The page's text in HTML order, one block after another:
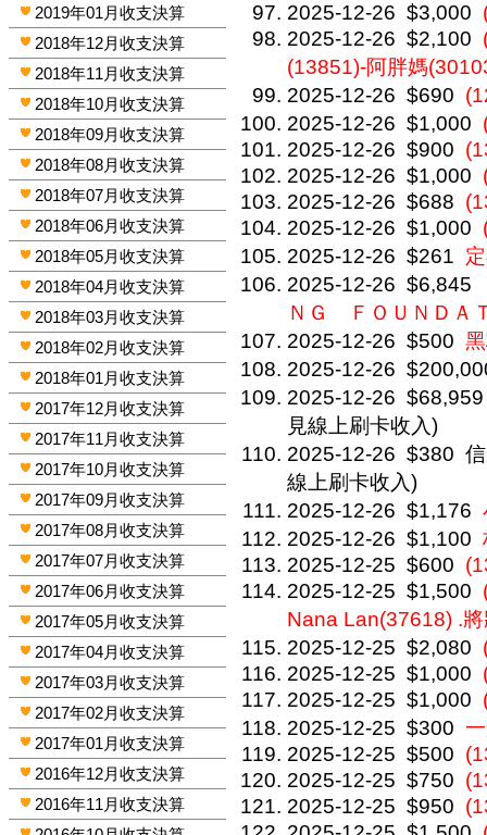
2019年01月收支決算
2018年12月收支決算
2018年11月收支決算
2018年10月收支決算
2018年09月收支決算
2018年08月收支決算
2018年07月收支決算
2018年06月收支決算
2018年05月收支決算
2018年04月收支決算
2018年03月收支決算
2018年02月收支決算
2018年01月收支決算
2017年12月收支決算
2017年11月收支決算
2017年10月收支決算
2017年09月收支決算
2017年08月收支決算
2017年07月收支決算
2017年06月收支決算
2017年05月收支決算
2017年04月收支決算
2017年03月收支決算
2017年02月收支決算
2017年01月收支決算
2016年12月收支決算
2016年11月收支決算
2025-12-26 $3,000
2025-12-26 $2,100
(13851)-阿胖媽
2025-12-26 $690
2025-12-26 $1,000
2025-12-26 $900
2025-12-26 $1,000
2025-12-26 $688
2025-12-26 $1,000
2025-12-26 $261
2025-12-26 $6,845
ＮＧ ＦＯＵＮＤＡ
2025-12-26 $500
2025-12-26
2025-12-26 $68,959
見線上刷卡收入)
2025-12-26 $380
線上刷卡收入)
2025-12-26 $1,176
2025-12-26 $1,100
2025-12-25 $600
2025-12-25 $1,500
Nana Lan(37618) .
2025-12-25 $2,080
2025-12-25 $1,000
2025-12-25 $1,000
2025-12-25 $300
2025-12-25 $500
2025-12-25 $750
2025-12-25 $950